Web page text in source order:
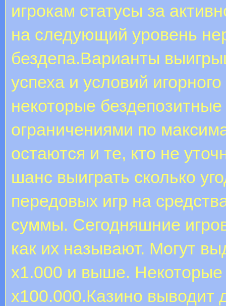
игрокам статусы за
на следующий уровень
бездепа.Варианты
успеха и условий
некоторые
ограничениями по
остаются и те, кто не
шанс выиграть сколько
передовых игр на
суммы. Сегодняшние
как их называют. Могут
х1.000 и выше. Некоторые
х100.000.Казино выводит